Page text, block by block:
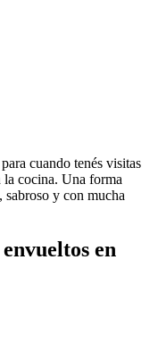
cuando tenés visitas
la cocina. Una forma
sabroso y con mucha
en